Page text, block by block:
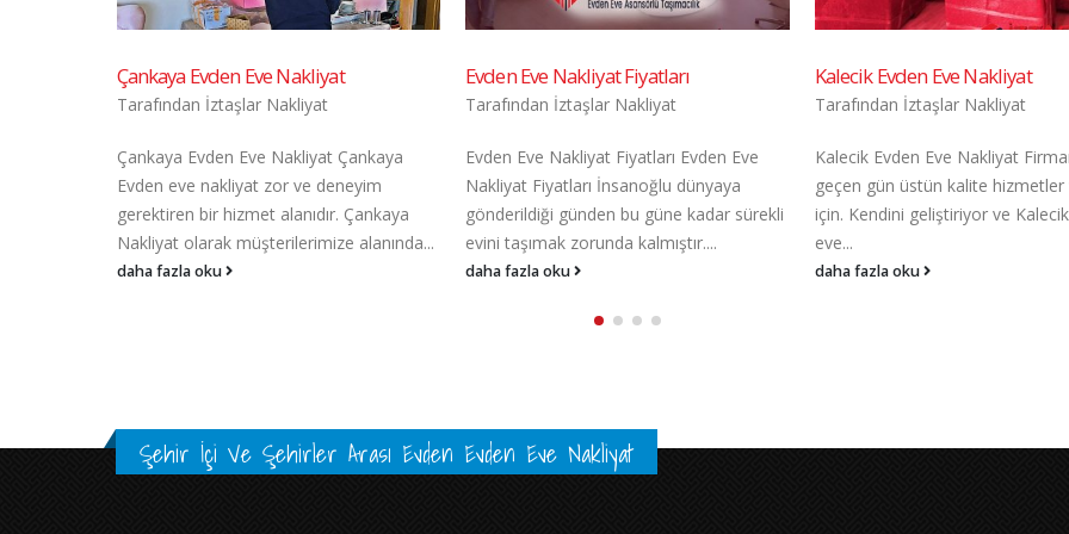
Evden Eve Nakliyat Fiyatları
Tarafından İztaşlar Nakliyat
Evden Eve Nakliyat Fiyatları Evden Eve
Nakliyat Fiyatları İnsanoğlu dünyaya
gönderildiği günden bu güne kadar sürekli
evini taşımak zorunda kalmıştır....
daha fazla oku
Kalecik Evden Eve Nakliyat
Tarafından İztaşlar Nakliyat
Kalecik Evden Eve Nakliyat Firmamız her
geçen gün üstün kalite hizmetler vermek
için. Kendini geliştiriyor ve Kalecik evden
eve...
daha fazla oku
Evden Eve Nakliyat Tavsiyeleri
Tarafından İztaşlar Nakliyat
Evden Eve Nakliyat Tavsiyeleri
telaşlı ve zor bir süreçtir. Bu
stresini en aza indirmek için
nakliye...
daha fazla oku
Şehir İçi Ve Şehirler Arası Evden Evden Eve Nakliyat